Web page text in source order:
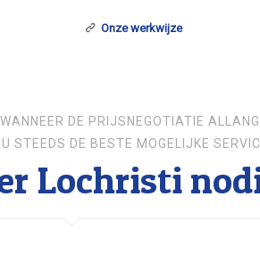
Onze werkwijze
DE PRIJSNEGOTIATIE ALLANG
STEEDS DE BESTE MOGELIJKE
Lochristi